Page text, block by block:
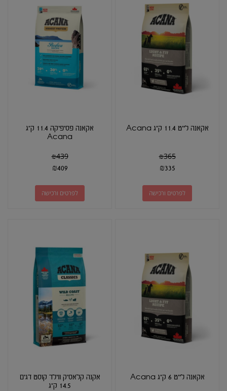
אקאנה לייט 11.4 ק"ג Acana
₪365
₪335
לפרטים ורכישה
אקאנה פסיפיקה 11.4 ק"ג
Acana
₪439
₪409
לפרטים ורכישה
אקאנה לייט 6 ק"ג Acana
אקנה קלאסיק ווילד קוסט דגים
14.5 ק"ג